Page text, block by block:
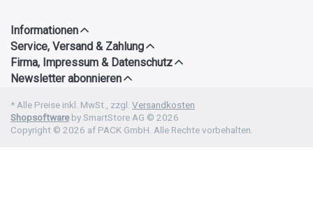
Informationen
Service, Versand & Zahlung
Firma, Impressum & Datenschutz
Newsletter abonnieren
* Alle Preise inkl. MwSt., zzgl. Versandkosten
Shopsoftwareby SmartStore AG © 2026
Copyright © 2026 af PACK GmbH. Alle Rechte vorbehalten.